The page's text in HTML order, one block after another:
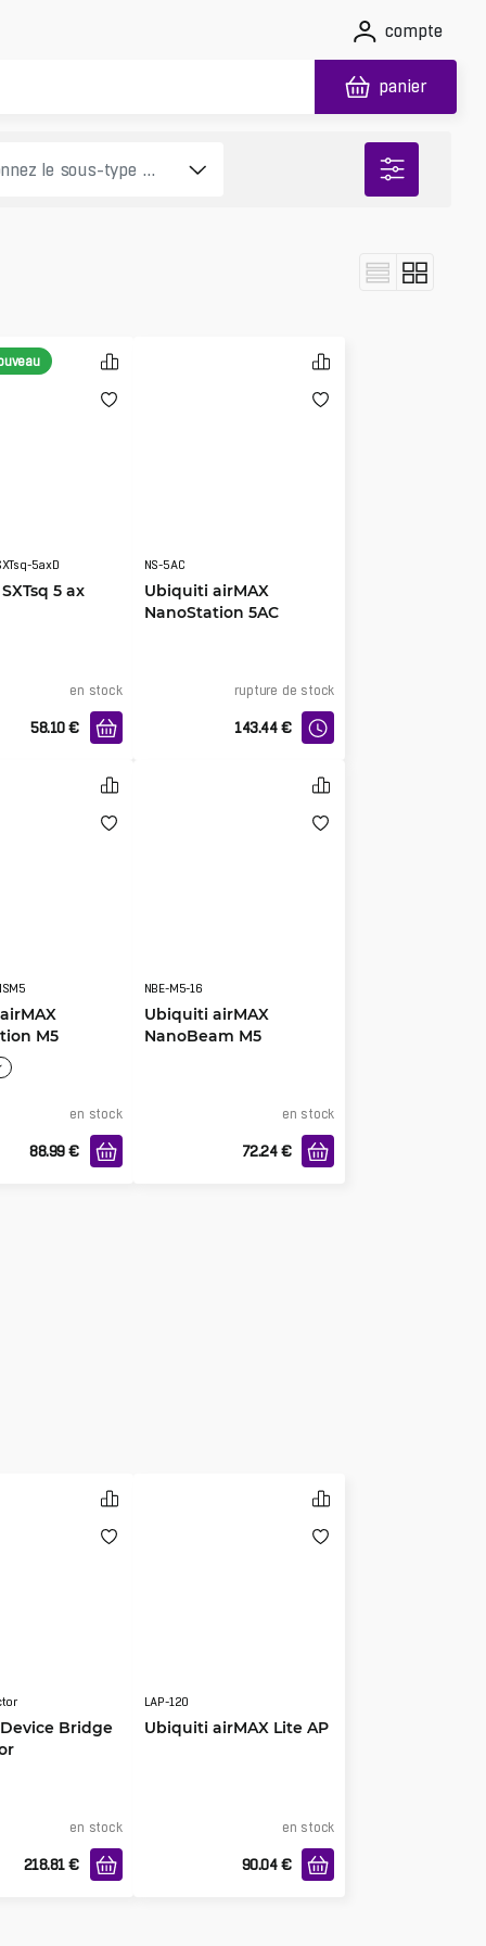
compte
panier
5axD
5 ax
en stock
58.10 €
NS-5AC
Ubiquiti airMAX
NanoStation 5AC
rupture de stock
143.44 €
M5
en stock
88.99 €
NBE-M5-16
Ubiquiti airMAX
NanoBeam M5
en stock
72.24 €
Bridge
en stock
218.81 €
LAP-120
Ubiquiti airMAX Lite AP
en stock
90.04 €